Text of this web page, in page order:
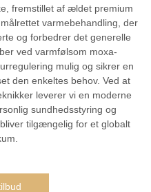
fremstillet af ældet premium
varmebehandling, der
og forbedrer det generelle
ved varmfølsom moxa-
mulig og sikrer en
den enkeltes behov. Ved at
leverer vi en moderne
sundhedsstyring og
tilgængelig for et globalt